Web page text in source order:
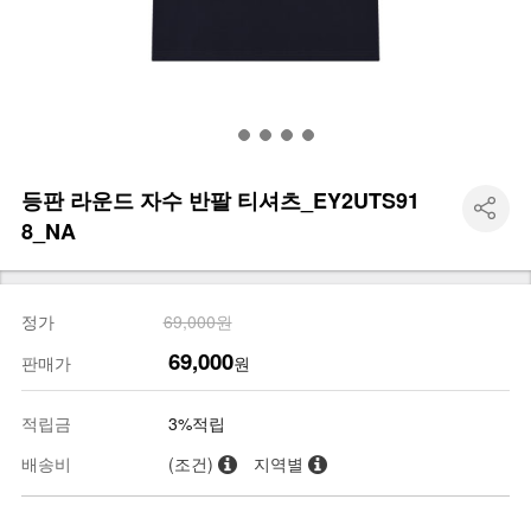
등판 라운드 자수 반팔 티셔츠_EY2UTS91
8_NA
정가
69,000원
판매가
69,000원
적립금
3%적립
배송비
(조건) 지역별